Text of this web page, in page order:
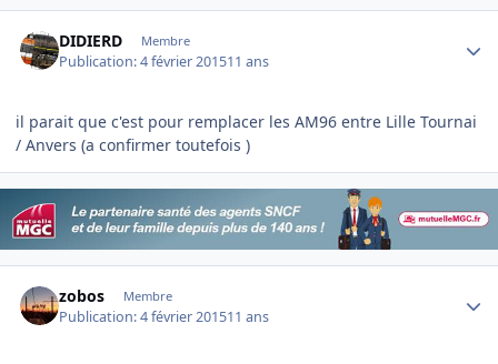
DIDIERD Membre
Publication:4 février 201511 ans
il parait que c'est pour remplacer les AM96 entre Lille Tournai
/ Anvers (a confirmer toutefois )
zobos Membre
Publication:4 février 201511 ans